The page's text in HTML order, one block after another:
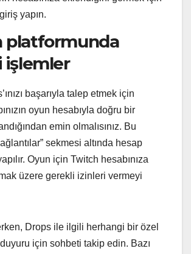
yapın.
platformunda
işlemler
başarıyla talep etmek için
oyun hesabıyla doğru bir
emin olmalısınız. Bu
sekmesi altında hesap
Oyun için Twitch hesabınıza
üzere gerekli izinleri vermeyi
Drops ile ilgili herhangi bir özel
için sohbeti takip edin. Bazı